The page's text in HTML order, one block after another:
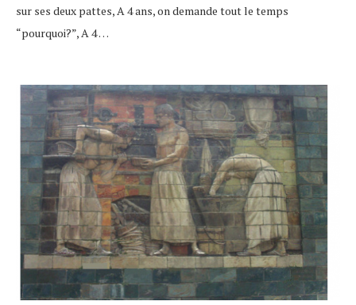
sur ses deux pattes, A 4 ans, on demande tout le temps
“pourquoi?”, A 4 …